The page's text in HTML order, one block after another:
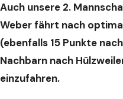
Auch unsere 2.
Weber fährt nach
(ebenfalls 15 Punkte nach
Nachbarn nach
einzufahren.